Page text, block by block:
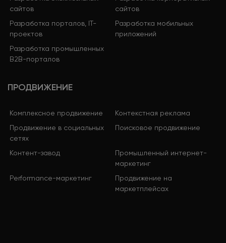
сайтов
сайтов
Разработка порталов, IT-
проектов
Разработка мобильных
приложений
Разработка промышленных
B2B-порталов
ПРОДВИЖЕНИЕ
Комплексное продвижение
Контекстная реклама
Продвижение в социальных
сетях
Поисковое продвижение
Контент-завод
Промышленный интернет-
маркетинг
Performance-маркетинг
Продвижение на
маркетплейсах